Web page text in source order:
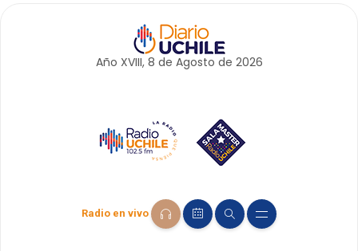
Año XVIII, 8 de Agosto de 2026
Radio en vivo